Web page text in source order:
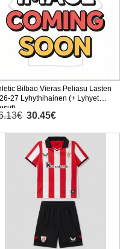
Bilbao Vieras Peliasu Lasten
27 Lyhythihainen (+ Lyhyet
30.45€